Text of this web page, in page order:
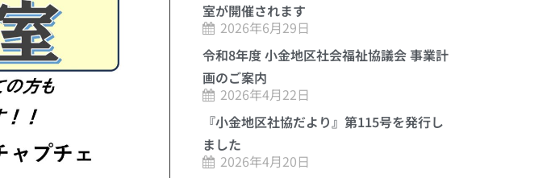
室が開催されます
2026年6月29日
令和8年度 小金地区社会福祉協議会 事業計
画のご案内
2026年4月22日
『小金地区社協だより』第115号を発行し
ました
2026年4月20日